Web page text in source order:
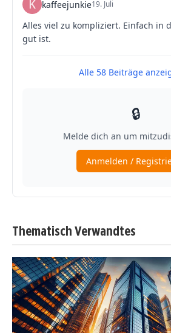
Thematisch Verwandtes